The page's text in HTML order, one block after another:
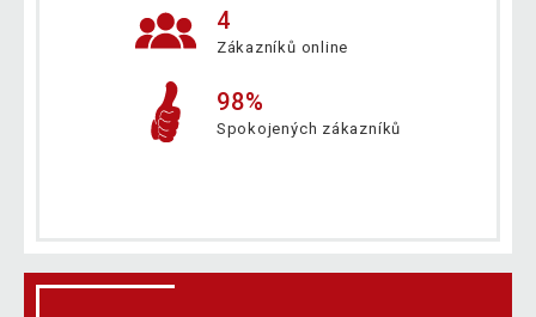
4
Zákazníků online
98%
Spokojených zákazníků